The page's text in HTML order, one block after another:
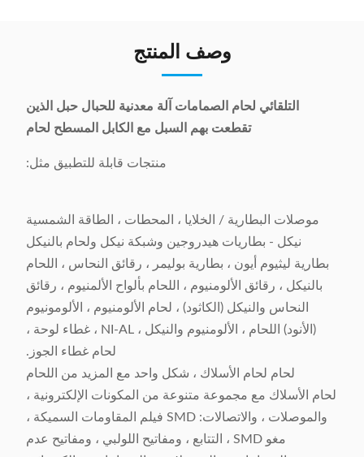
وصف المنتج
التلقائي لحام الصمامات آلة معدنية للحبال حبل الذين
تقطعت بهم السبل مع الكابل المسطح لحام
منتجات قابلة للتطبيق مثل:
موصلات البطارية / الخلايا ، المحطات ، الطاقة الشمسية
نيكل - بطاريات هيدروجين وشبكة نيكل ولحام بالنيكل
بطارية ليثيوم أيون ، بطارية بوليمر ، رقائق النحاس ، اللحام
بالنيكل ، رقائق الألومنيوم ، اللحام بألواح الألمنيوم ، رقائق
النحاس والنيكل (الكاثود) ، لحام الألومنيوم ، الألومونيوم
(الأنود) اللحام ، الألومنيوم والنيكل ، NI-AL ، غطاء لوحة ،
لحام غطاء الجوز.
لحام لحام الأسلاك ، شكل واحد مع المزيد من اللحام
لحام الأسلاك مع مجموعة متنوعة من المكونات الإلكترونية ،
والموصلات ، والاتصالات: SMD فيلم المقاومات السميكة ،
مغو SMD ، التتابع ، ومفاتيح اللولبي ، ومفاتيح عدم